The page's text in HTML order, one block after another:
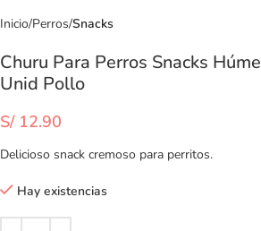
Inicio Perros Snacks
Churu Para Perros Snacks
Unid Pollo
S/12.90
Delicioso snack cremoso para perritos.
Hay existencias